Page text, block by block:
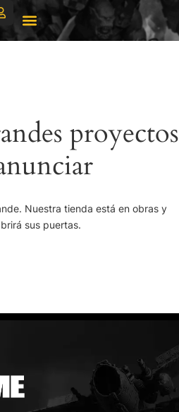
proyectos
Nuestra tienda está en obras y
sus puertas.